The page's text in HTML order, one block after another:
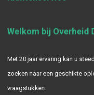
Welkom bij Overheid
Met 20 jaar ervaring kan u
zoeken naar een geschikte
vraagstukken.